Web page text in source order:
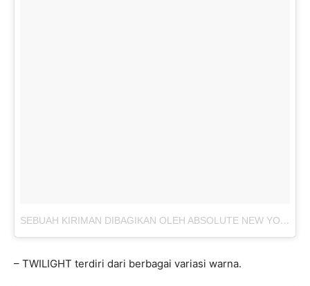
SEBUAH KIRIMAN DIBAGIKAN OLEH ABSOLUTE NEW YORK INDONESIA (@ABSOLUTENEWYORK_ID)
– TWILIGHT terdiri dari berbagai variasi warna.